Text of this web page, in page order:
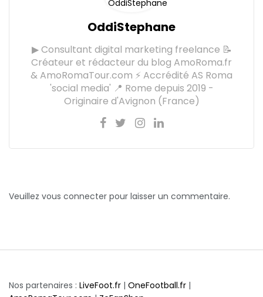
OddiStephane
▶ Consultant digital marketing freelance 📝
Créateur et rédacteur du blog AmoRoma.fr
& AmoRomaTour.com ⚡ Accrédité AS Roma
'social media' 📍 Rome depuis 2019 -
Originaire d'Avignon (France)
Veuillez vous connecter pour laisser un commentaire.
Nos partenaires : LiveFoot.fr | OneFootball.fr |